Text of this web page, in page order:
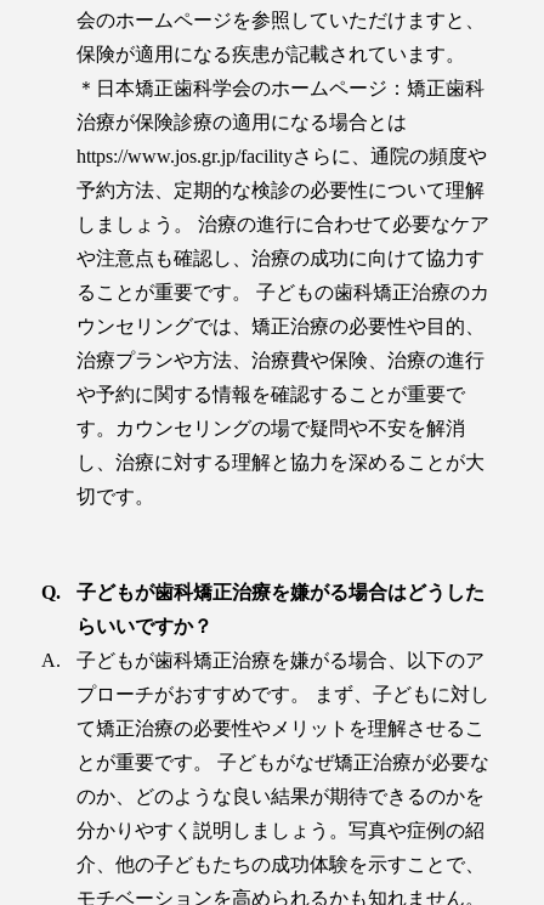
会のホームページを参照していただけますと、
保険が適用になる疾患が記載されています。
＊日本矯正歯科学会のホームページ：矯正歯科
治療が保険診療の適用になる場合とは
https://www.jos.gr.jp/facilityさらに、通院の頻度や
予約方法、定期的な検診の必要性について理解
しましょう。 治療の進行に合わせて必要なケア
や注意点も確認し、治療の成功に向けて協力す
ることが重要です。 子どもの歯科矯正治療のカ
ウンセリングでは、矯正治療の必要性や目的、
治療プランや方法、治療費や保険、治療の進行
や予約に関する情報を確認することが重要で
す。カウンセリングの場で疑問や不安を解消
し、治療に対する理解と協力を深めることが大
切です。
子どもが歯科矯正治療を嫌がる場合はどうした
らいいですか？
子どもが歯科矯正治療を嫌がる場合、以下のア
プローチがおすすめです。 まず、子どもに対し
て矯正治療の必要性やメリットを理解させるこ
とが重要です。 子どもがなぜ矯正治療が必要な
のか、どのような良い結果が期待できるのかを
分かりやすく説明しましょう。写真や症例の紹
介、他の子どもたちの成功体験を示すことで、
モチベーションを高められるかも知れません。